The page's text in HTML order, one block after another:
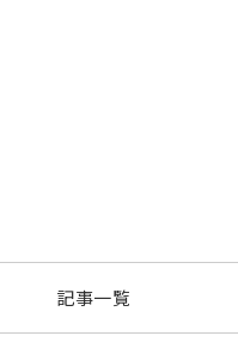
記事一覧